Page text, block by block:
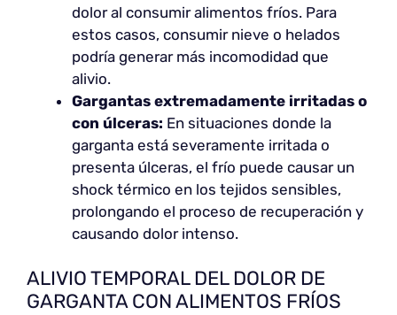
dolor al consumir alimentos fríos. Para
estos casos, consumir nieve o helados
podría generar más incomodidad que
alivio.
Gargantas extremadamente irritadas o
con úlceras: En situaciones donde la
garganta está severamente irritada o
presenta úlceras, el frío puede causar un
shock térmico en los tejidos sensibles,
prolongando el proceso de recuperación y
causando dolor intenso.
ALIVIO TEMPORAL DEL DOLOR DE
GARGANTA CON ALIMENTOS FRÍOS